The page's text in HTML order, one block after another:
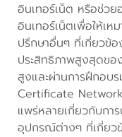
อินเทอร์เน็ต หรือช่วย
อินเทอร์เน็ตเพื่อให้เ
ปรึกษาอื่นๆ ที่เกี่ยวข้อ
ประสิทธิภาพสูงสุดขอ
สูงและผ่านการฝึกอบ
Certificate
แพร่หลายเกี่ยวกับการ
อุปกรณ์ต่างๆ ที่เกี่ยว